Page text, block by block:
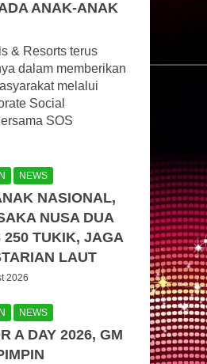
ANAK-ANAK
& Resorts terus
dalam memberikan
melalui
Social
SOS
NEWS
NASIONAL,
NUSA DUA
250 TUKIK, JAGA
LAUT
2026
NEWS
A DAY 2026, GM